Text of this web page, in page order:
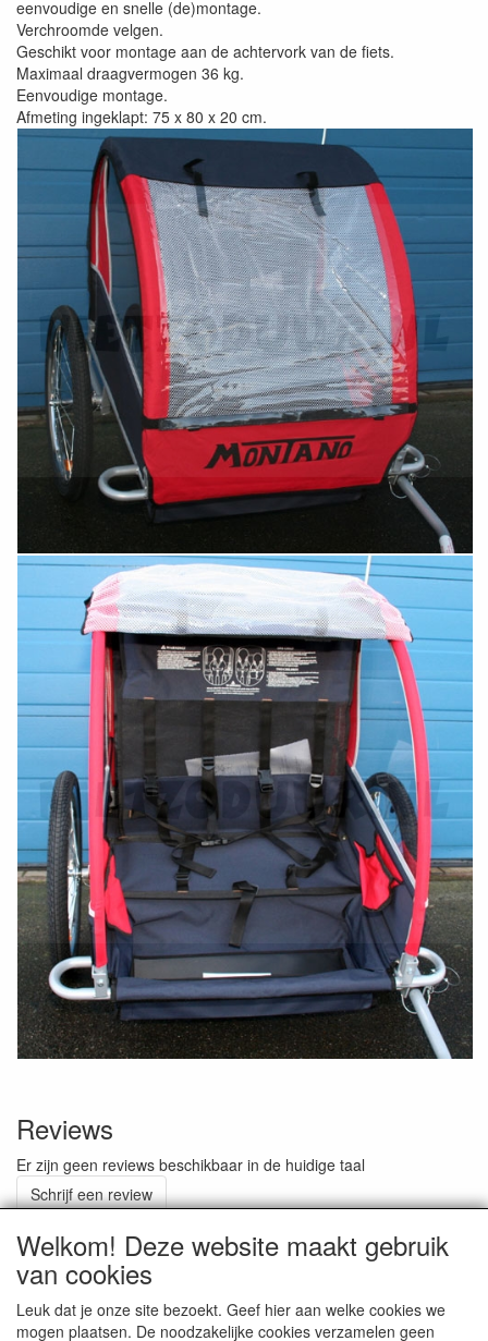
eenvoudige en snelle (de)montage.
Verchroomde velgen.
Geschikt voor montage aan de achtervork van de fiets.
Maximaal draagvermogen 36 kg.
Eenvoudige montage.
Afmeting ingeklapt: 75 x 80 x 20 cm.
Reviews
Er zijn geen reviews beschikbaar in de huidige taal
Schrijf een review
ALGEMENE VOORWAARDEN
Welkom! Deze website maakt gebruik
van cookies
Leuk dat je onze site bezoekt. Geef hier aan welke cookies we
mogen plaatsen. De noodzakelijke cookies verzamelen geen